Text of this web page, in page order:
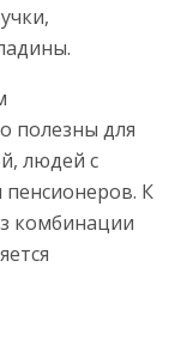
полезны для
людей с
К
комбинации